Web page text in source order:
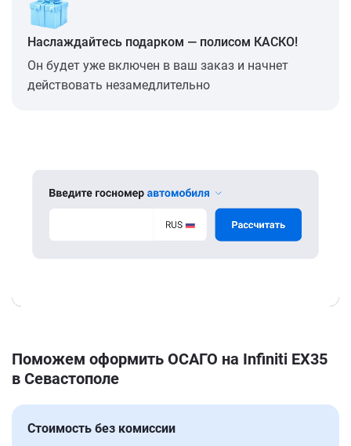
Наслаждайтесь подарком — полисом КАСКО!
Он будет уже включен в ваш заказ и начнет
действовать незамедлительно
Поможем оформить ОСАГО на Infiniti EX35
в Севастополе
Стоимость без комиссии